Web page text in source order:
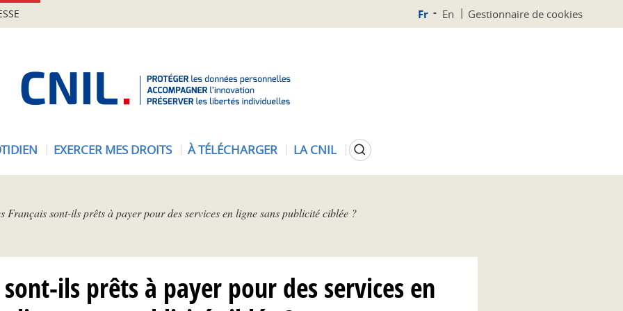
Fr En Gestionnaire de cookies
N
EXERCER MES DROITS À TÉLÉCHARGER LA CNIL Rechercher
Français sont-ils prêts à payer pour des services en ligne sans publicité ciblée ?
sont-ils prêts à payer pour des services en